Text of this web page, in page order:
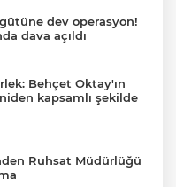
dev operasyon!
dava açıldı
Behçet Oktay'ın
kapsamlı şekilde
Ruhsat Müdürlüğü